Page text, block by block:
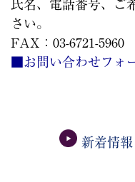
氏名、電話番号、ご
さい。
FAX：03-6721-5960
■お問い合わせフォ
新着情報